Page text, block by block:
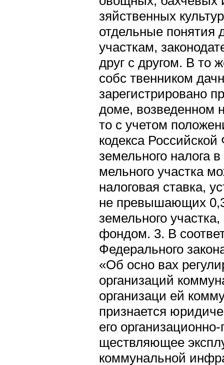
зяйственных
отдельные
участкам,
друг с другом. В то
собс твенником
зарегистрировано
доме, возведенном
то с учетом
кодекса
земельного налога
мельного участка
налоговая ставка,
не превышающих
земельного
фондом. 3. В
Федерального
«Об осно вах
организаций
организаци ей
признается
его
ществляющее
коммунальной